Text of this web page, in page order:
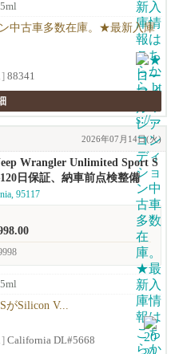
中古車多数在庫。★最新入庫
88341
2026年07月14日(火)
Wrangler Unlimited Sport S
日保証、納車前点検整備
95117
がSilicon V...
California DL#5668